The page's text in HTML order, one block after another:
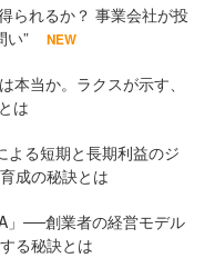
られるか？ 事業会社が投
い”
NEW
本当か。ラクスが示す、
は
よる短期と長期利益のジ
成の秘訣とは
」──創業者の経営モデル
る秘訣とは